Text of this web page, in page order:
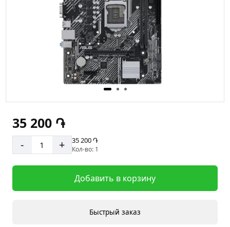
35 200 ֏
- + 35 200 ֏
Кол-во: 1
Добавить в корзину
Быстрый заказ